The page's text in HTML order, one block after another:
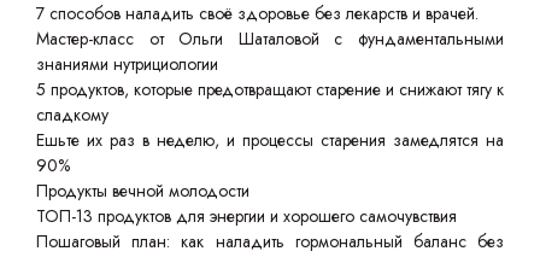
7 способов наладить своё здоровье без лекарств и врачей.
Мастер-класс от Ольги Шаталовой с фундаментальными
знаниями нутрициологии
5 продуктов, которые предотвращают старение и снижают тягу к
сладкому
Ешьте их раз в неделю, и процессы старения замедлятся на
90%
Продукты вечной молодости
ТОП-13 продуктов для энергии и хорошего самочувствия
Пошаговый план: как наладить гормональный баланс без